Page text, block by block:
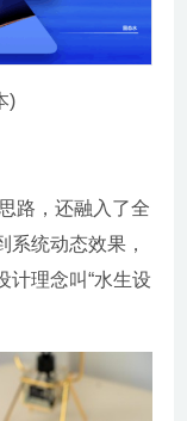
)
路，还融入了全
系统动态效果，
计理念叫“水生设